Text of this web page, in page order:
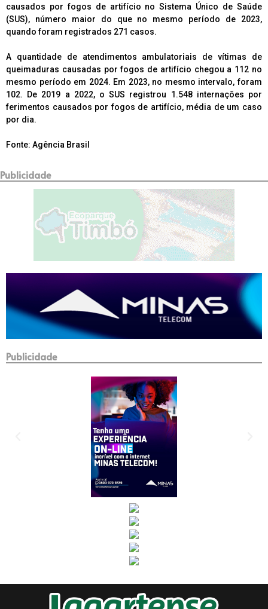
causados por fogos de artifício no Sistema Único de Saúde
(SUS), número maior do que no mesmo período de 2023,
quando foram registrados 271 casos.
A quantidade de atendimentos ambulatoriais de vítimas de
queimaduras causadas por fogos de artifício chegou a 112 no
mesmo período em 2024. Em 2023, no mesmo intervalo, foram
102. De 2019 a 2022, o SUS registrou 1.548 internações por
ferimentos causados por fogos de artifício, média de um caso
por dia.
Fonte: Agência Brasil
Publicidade
Publicidade